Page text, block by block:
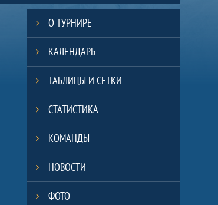
О ТУРНИРЕ
КАЛЕНДАРЬ
ТАБЛИЦЫ И СЕТКИ
СТАТИСТИКА
КОМАНДЫ
НОВОСТИ
ФОТО